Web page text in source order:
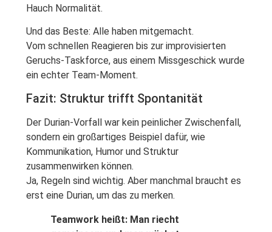
Hauch Normalität.
Und das Beste: Alle haben mitgemacht.
Vom schnellen Reagieren bis zur improvisierten
Geruchs-Taskforce, aus einem Missgeschick wurde
ein echter Team-Moment.
Fazit: Struktur trifft Spontanität
Der Durian-Vorfall war kein peinlicher Zwischenfall,
sondern ein großartiges Beispiel dafür, wie
Kommunikation, Humor und Struktur
zusammenwirken können.
Ja, Regeln sind wichtig. Aber manchmal braucht es
erst eine Durian, um das zu merken.
Teamwork heißt: Man riecht